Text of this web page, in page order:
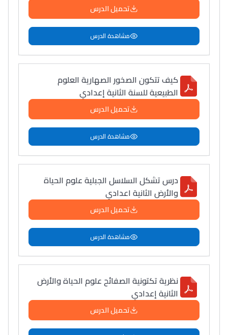
تحميل الدرس
مشاهدة الدرس
كيف تتكون الصخور الصهارية العلوم
الطبيعية للسنة الثانية إعدادي
تحميل الدرس
مشاهدة الدرس
درس تشكل السلاسل الجبلية علوم الحياة
والأرض الثانية اعدادي
تحميل الدرس
مشاهدة الدرس
نظرية تكتونية الصفائح علوم الحياة والأرض
الثانية إعدادي
تحميل الدرس